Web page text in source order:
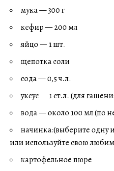
мука — 300 г
кефир — 200 мл
яйцо — 1 шт.
щепотка соли
сода — 0,5 ч.л.
уксус — 1 ст.л. (для
вода — около 100 мл (по
начинка:(выберите одну
или используйте свою
картофельное пюре